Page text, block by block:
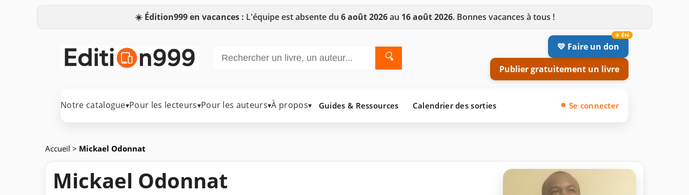
☀️ Édition999 en vacances : L'équipe est absente du 6 août 2026au 16 août 2026. Bonnes vacances à tous !
🔍
💛 Faire un don
Publier gratuitement un livre
Notre catalogue▾Pour les lecteurs▾Pour les auteurs▾À propos▾ Guides & Ressources Calendrier des sorties Se connecter
Accueil > Mickael Odonnat
Mickael Odonnat